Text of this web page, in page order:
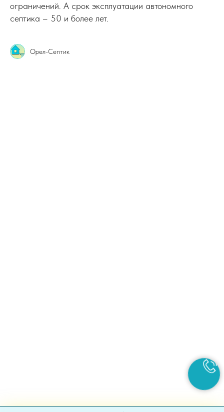
ограничений. А срок эксплуатации автономного
септика – 50 и более лет.
Орел-Септик